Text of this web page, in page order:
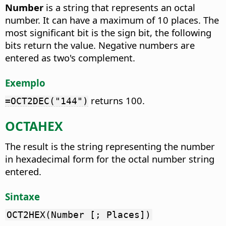
Number is a string that represents an octal
number. It can have a maximum of 10 places. The
most significant bit is the sign bit, the following
bits return the value. Negative numbers are
entered as two's complement.
Exemplo
=OCT2DEC("144") returns 100.
OCTAHEX
The result is the string representing the number
in hexadecimal form for the octal number string
entered.
Sintaxe
OCT2HEX(Number [; Places])